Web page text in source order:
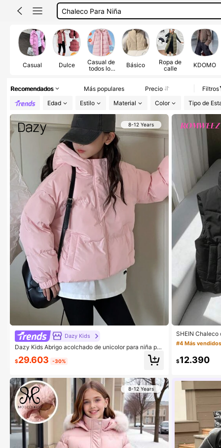
Chamarras De Niña
Chalecos Para Mujer
Chaquetas Para Niña
Casual Dulce
Casual de
todos los
Básico
Ropa de
calle
KDOMO
Recomendados Más populares Precio
Filtros
Edad
Estilo Material Color Tipo de
8-12 Years
Dazy Kids
Dazy Kids Abrigo acolchado de unicolor para niña pre
$29.603 -30%
8-12 Years
SHEIN
llo alto versátil
ara otoño/
#4 Más vendidos
$12.390